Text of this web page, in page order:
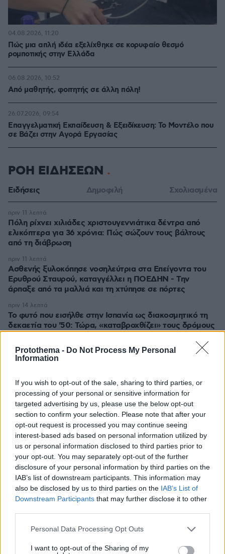
Protothema - Do Not Process My Personal
Information
If you wish to opt-out of the sale, sharing to third parties, or
processing of your personal or sensitive information for
targeted advertising by us, please use the below opt-out
section to confirm your selection. Please note that after your
opt-out request is processed you may continue seeing
interest-based ads based on personal information utilized by
us or personal information disclosed to third parties prior to
your opt-out. You may separately opt-out of the further
disclosure of your personal information by third parties on the
IAB’s list of downstream participants. This information may
also be disclosed by us to third parties on the IAB’s List of
Downstream Participants that may further disclose it to other
Please note that this website/app uses one or more Google
not limited to your visit or usage behaviour. You may click to
Personal Data Processing Opt Outs
I want to opt-out of the Sharing of my
Πώς μια απλή ιδέα εξελίχθηκε σε κορυφαίο θεσμό
ρομποτικής στην Ελλάδα
04.08.2026, 11:20
Από μαθητής, φοιτητής σε άλλη πόλη!
06.08.2026, 10:52
Επαγγελματική Εκπαίδευση & Εξειδίκευση: Το Mοντέλο που
σε Bάζει στην Aγορά Eργασίας
26.07.2026, 09:54
ΡΟΗ ΕΙΔΗΣΕΩΝ
Ειδήσεις Δημοφιλή Σχολιασμένα
Πόλη ρίχνει χιλιάδες χριστουγεννιάτικα δέντρα από
ελικόπτερα για 36 χρόνια: Πώς σώζουν τους βάλτους
από τη διάβρωση
πριν 11 λεπτά
Ασθενής ξυλοκόπησε νοσηλεύτρια στα Επείγοντα του
Ερυθρού Σταυρού, καταγγέλλει η ΠΟΕΔΗΝ - Την
άρπαξε από τα μαλλιά και τη χτύπησε σε πόρτες
πριν 11 λεπτά
Το φυτό που εισήλθε στην Ισπανία ως διακοσμητικό τη
δεκαετία του '50: Τώρα, «καταβροχθίζει» τους δρόμους
πριν 14 λεπτά
Το ελληνικό βιβλίο που προτείνει η Dua Lipa
πριν 16 λεπτά
Νεαρός Παλαιστίνιος κλείδωσε ανήλικη στο σπίτι του
στα Χανιά, την έσωσαν οι φωνές της
Ξεχάστε σφραγίσματα και εμφυτεύματα: Η νέα
ανακάλυψη που αναγεννά τα δόντια με φυσικό τρόπο
πριν 30 λεπτά
Αυτό είναι το αυτοκίνητο που άλλαξε την ιστορία των
ρεκόρ ταχύτητας
πριν 32 λεπτά
Glass nails: Η μίνιμαλ και κομψή τάση που κυριαρχεί στο
πριν 32 λεπτά
Η μυστικιστική ατμόσφαιρα του απολιθωμένου δάσους